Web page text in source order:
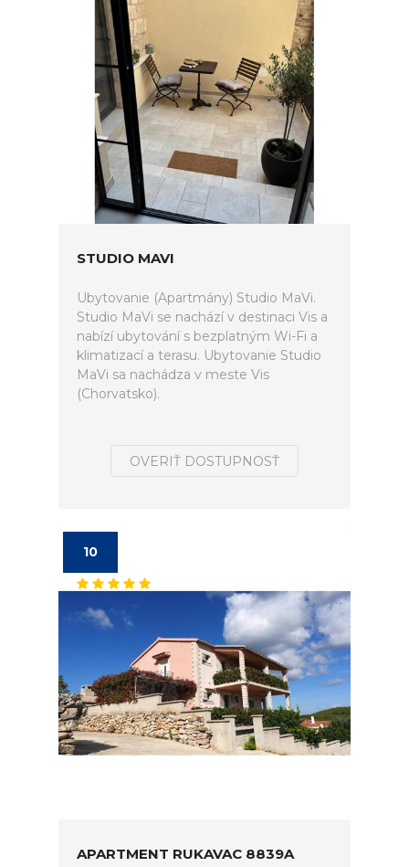
STUDIO MAVI
Ubytovanie (Apartmány) Studio MaVi.
Studio MaVi se nachází v destinaci Vis a
nabízí ubytování s bezplatným Wi-Fi a
klimatizací a terasu. Ubytovanie Studio
MaVi sa nachádza v meste Vis
(Chorvatsko).
OVERIŤ DOSTUPNOSŤ
10
APARTMENT RUKAVAC 8839A